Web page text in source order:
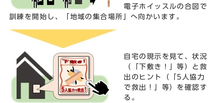
電子ホイッスルの合図で
訓練を開始し、「地域の集合場所」へ向かいます。
自宅の現示を見て、状況
（「下敷き！」等）と救
出のヒント（「5人協力
で救出！」等）を確認す
る。